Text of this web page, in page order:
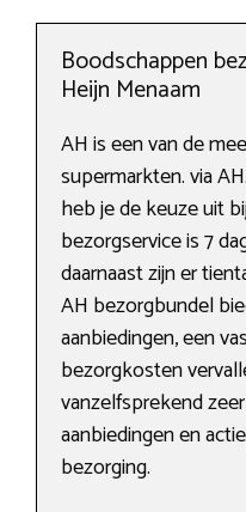
Boodschappen
Heijn Menaam
AH is een van de
supermarkten. via
heb je de keuze uit
bezorgservice is 7
daarnaast zijn er
AH bezorgbundel
aanbiedingen, een
bezorgkosten
vanzelfsprekend
aanbiedingen en
bezorging.